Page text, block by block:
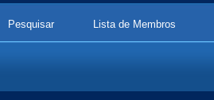
Pesquisar Lista de Membros